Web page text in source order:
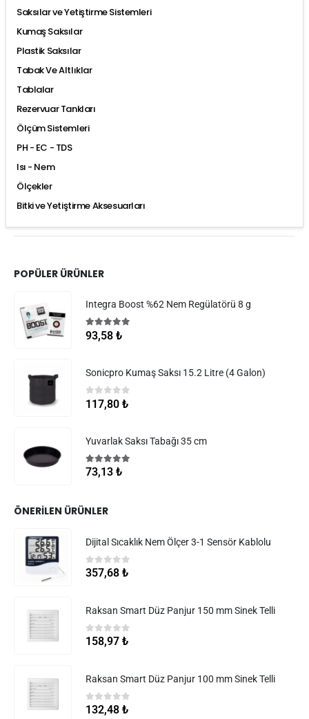
Saksılar ve Yetiştirme Sistemleri
Kumaş Saksılar
Plastik Saksılar
Tabak Ve Altlıklar
Tablalar
Rezervuar Tankları
Ölçüm Sistemleri
PH - EC - TDS
Isı - Nem
Ölçekler
Bitki ve Yetiştirme Aksesuarları
POPÜLER ÜRÜNLER
Integra Boost %62 Nem Regülatörü 8 g
5.005 üzerinden
93,58 ₺
Sonicpro Kumaş Saksı 15.2 Litre (4 Galon)
0 5 üzerinden
117,80 ₺
Yuvarlak Saksı Tabağı 35 cm
5.005 üzerinden
73,13 ₺
ÖNERILEN ÜRÜNLER
Dijital Sıcaklık Nem Ölçer 3-1 Sensör Kablolu
05 üzerinden
357,68 ₺
Raksan Smart Düz Panjur 150 mm Sinek Telli
0 5 üzerinden
158,97 ₺
Raksan Smart Düz Panjur 100 mm Sinek Telli
05 üzerinden
132,48 ₺